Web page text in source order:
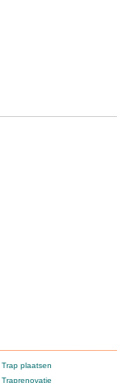
Trap plaatsen
Traprenovatie